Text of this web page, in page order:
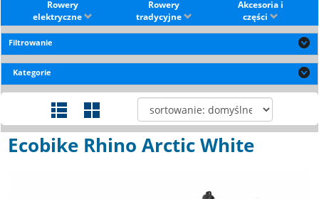
Rowery
elektryczne
Rowery
tradycyjne
Akcesoria i
części
Filtrowanie
Kategorie
Ecobike Rhino Arctic White